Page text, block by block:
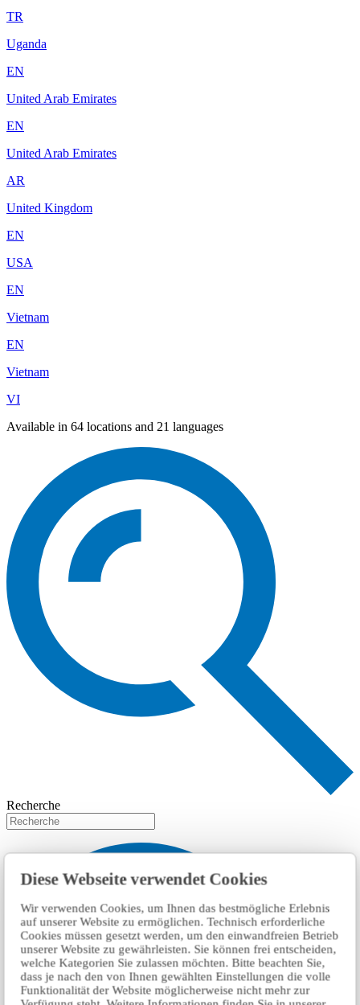
Diese Webseite verwendet Cookies
Wir verwenden Cookies, um Ihnen das bestmögliche Erlebnis
auf unserer Website zu ermöglichen. Technisch erforderliche
Cookies müssen gesetzt werden, um den einwandfreien Betrieb
unserer Website zu gewährleisten. Sie können frei entscheiden,
welche Kategorien Sie zulassen möchten. Bitte beachten Sie,
dass je nach den von Ihnen gewählten Einstellungen die volle
Funktionalität der Website möglicherweise nicht mehr zur
TR
Uganda
EN
United Arab Emirates
EN
United Arab Emirates
AR
United Kingdom
EN
USA
EN
Vietnam
EN
Vietnam
VI
Available in 64 locations and 21 languages
Recherche